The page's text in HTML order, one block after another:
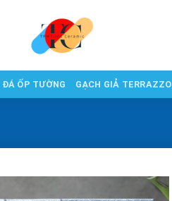
ĐÁ ỐP TƯỜNG GẠCH GIẢ TERRAZZO